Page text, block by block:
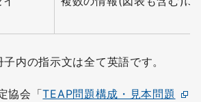
内の指示文は全て英語です。
協会「TEAP問題構成・見本問題